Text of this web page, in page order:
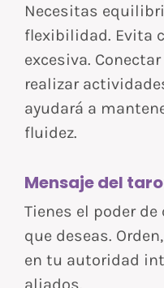
Necesitas
flexibilidad. Evita
excesiva.
realizar
ayudará a
fluidez.
Mensaje del
Tienes el poder
que deseas.
en tu autoridad
aliados.